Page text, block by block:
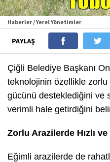
Haberler / Yerel Yönetimler
PAYLAŞ
Çiğli Belediye Başkanı
teknolojinin özellikle zorlu
gücünü desteklediğini ve
verimli hale getirdiğini
Zorlu Arazilerde Hızlı
Eğimli arazilerde de